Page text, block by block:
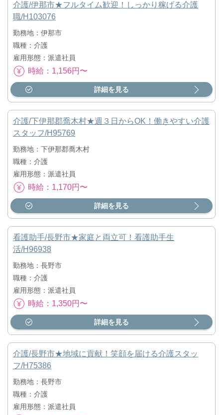
介護/伊那市★フルタイム歓迎！しっかり稼げる介護
職/H103076
勤務地：伊那市
職種：介護
雇用形態：派遣社員
時給：1,156円〜
詳細を見る
介護/下伊那郡喬木村★週３日からOK！働きやすい介護
スタッフ/H95769
勤務地：下伊那郡喬木村
職種：介護
雇用形態：派遣社員
時給：1,170円〜
詳細を見る
看護助手/長野市★家庭と両立可！看護助手生
活/H96938
勤務地：長野市
職種：介護
雇用形態：派遣社員
時給：1,350円〜
詳細を見る
介護/長野市★地域に貢献！笑顔を届ける介護スタッ
フ/H75386
勤務地：長野市
職種：介護
雇用形態：派遣社員